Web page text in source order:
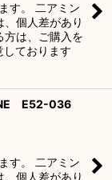
す。 二アミン
、個人差があり
方は、ご購入を
ております
E52-036
す。 二アミン
、個人差があり